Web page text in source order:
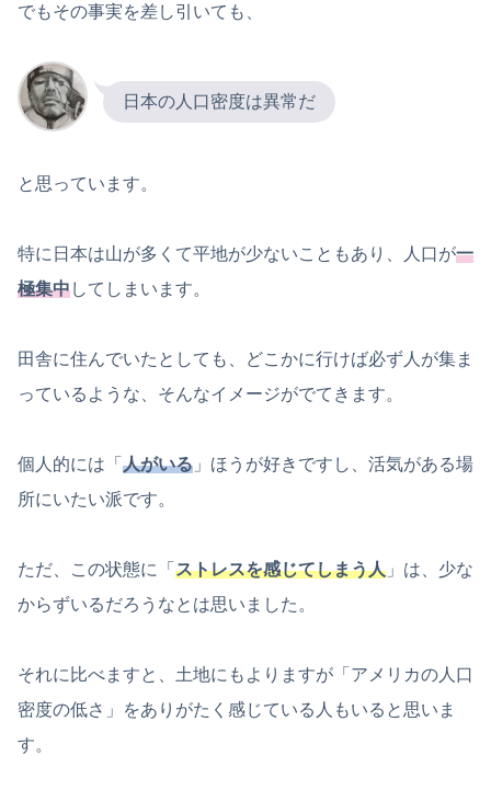
でもその事実を差し引いても、
日本の人口密度は異常だ
と思っています。
特に日本は山が多くて平地が少ないこともあり、人口が一
極集中してしまいます。
田舎に住んでいたとしても、どこかに行けば必ず人が集ま
っているような、そんなイメージがでてきます。
個人的には「 人がいる 」ほうが好きですし、活気がある場
所にいたい派です。
ただ、この状態に「 ストレスを感じてしまう人 」は、少な
からずいるだろうなとは思いました。
それに比べますと、土地にもよりますが「アメリカの人口
密度の低さ」をありがたく感じている人もいると思いま
す。